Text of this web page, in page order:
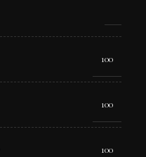
100
100
100